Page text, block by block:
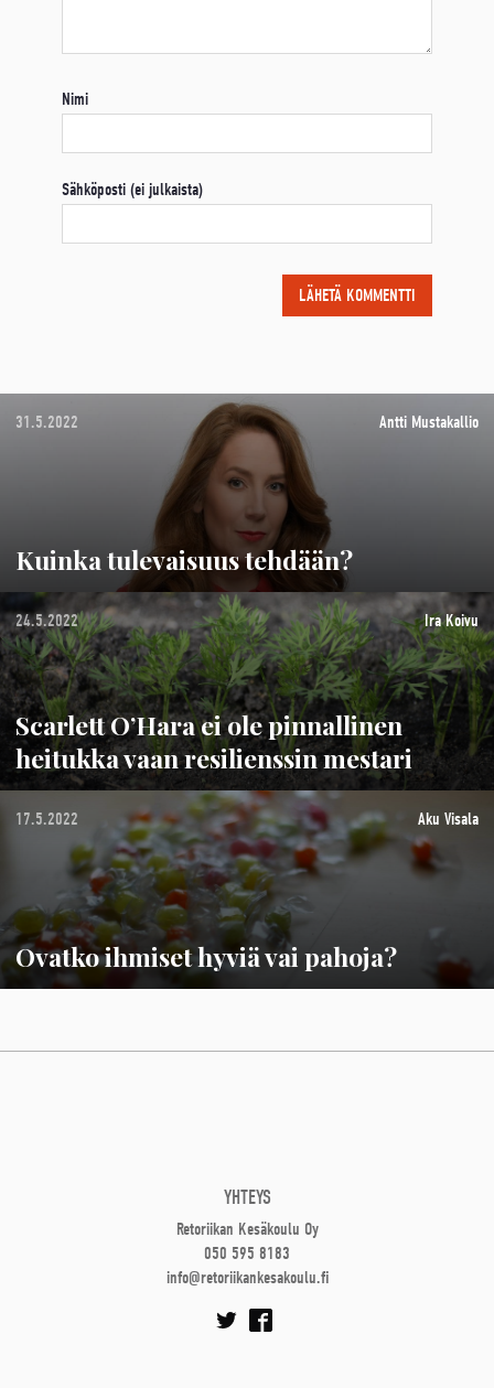
Nimi
Sähköposti (ei julkaista)
31.5.2022 Antti Mustakallio
Kuinka tulevaisuus tehdään?
24.5.2022 Ira Koivu
Scarlett O’Hara ei ole pinnallinen
heitukka vaan resilienssin mestari
17.5.2022 Aku Visala
Ovatko ihmiset hyviä vai pahoja?
YHTEYS
Retoriikan Kesäkoulu Oy
050 595 8183
info@retoriikankesakoulu.fi